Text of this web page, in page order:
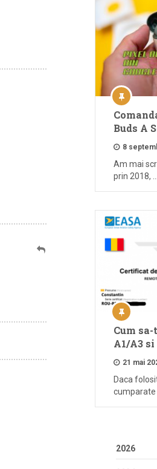
Buds A
8
Am mai
prin 2018, …
Cum
A1/A3
21 mai
Daca
cumparate
2026